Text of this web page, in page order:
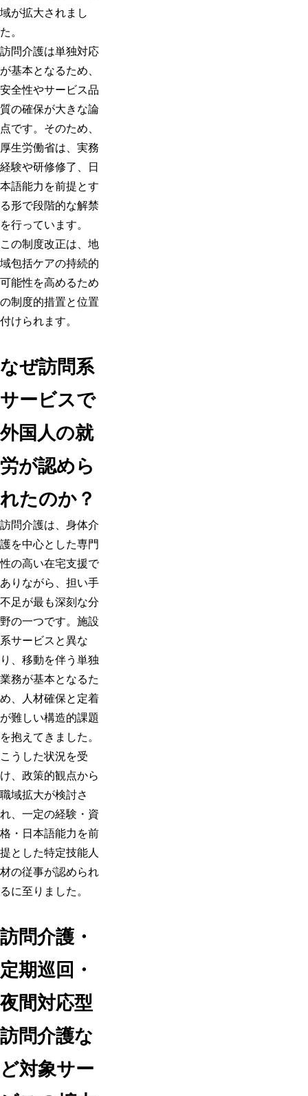
域が拡大されまし
た。
訪問介護は単独対応
が基本となるため、
安全性やサービス品
質の確保が大きな論
点です。そのため、
厚生労働省は、実務
経験や研修修了、日
本語能力を前提とす
る形で段階的な解禁
を行っています。
この制度改正は、地
域包括ケアの持続的
可能性を高めるため
の制度的措置と位置
付けられます。
なぜ訪問系
サービスで
外国人の就
労が認めら
れたのか？
訪問介護は、身体介
護を中心とした専門
性の高い在宅支援で
ありながら、担い手
不足が最も深刻な分
野の一つです。施設
系サービスと異な
り、移動を伴う単独
業務が基本となるた
め、人材確保と定着
が難しい構造的課題
を抱えてきました。
こうした状況を受
け、政策的観点から
職域拡大が検討さ
れ、一定の経験・資
格・日本語能力を前
提とした特定技能人
材の従事が認められ
るに至りました。
訪問介護・
定期巡回・
夜間対応型
訪問介護な
ど対象サー